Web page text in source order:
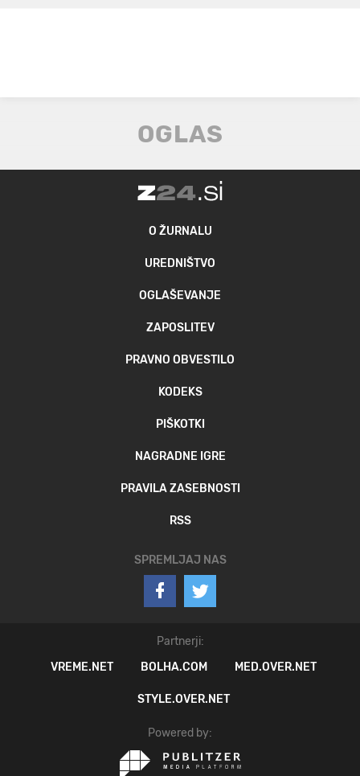
O ŽURNALU
UREDNIŠTVO
OGLAŠEVANJE
ZAPOSLITEV
PRAVNO OBVESTILO
KODEKS
PIŠKOTKI
NAGRADNE IGRE
PRAVILA ZASEBNOSTI
RSS
SPREMLJAJ NAS
Partnerji:
VREME.NET
BOLHA.COM MED.OVER.NET
STYLE.OVER.NET
Powered by: